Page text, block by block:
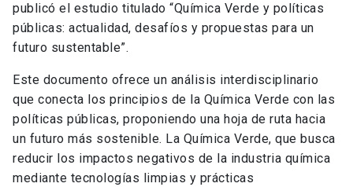
publicó el estudio titulado “Química Verde y políticas
públicas: actualidad, desafíos y propuestas para un
futuro sustentable”.
Este documento ofrece un análisis interdisciplinario
que conecta los principios de la Química Verde con las
políticas públicas, proponiendo una hoja de ruta hacia
un futuro más sostenible. La Química Verde, que busca
reducir los impactos negativos de la industria química
mediante tecnologías limpias y prácticas